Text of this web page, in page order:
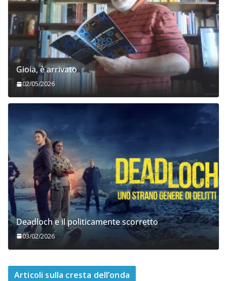
Gioia, è arrivato
02/05/2026
Deadloch e il politicamente scorretto
03/02/2026
Articoli sulla cresta dell’onda